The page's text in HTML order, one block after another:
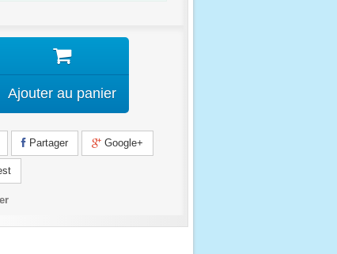
Ajouter au panier
Partager Google+